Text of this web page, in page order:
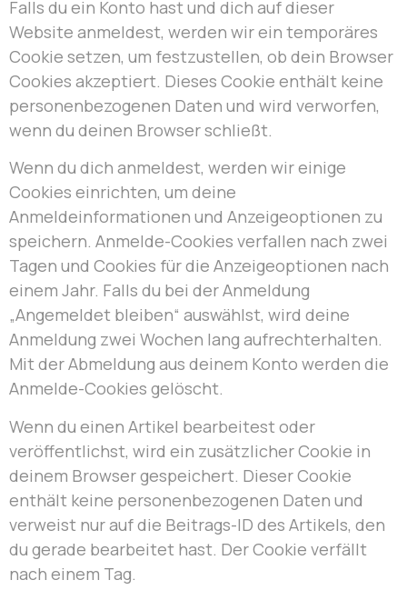
Falls du ein Konto hast und dich auf dieser
Website anmeldest, werden wir ein temporäres
Cookie setzen, um festzustellen, ob dein Browser
Cookies akzeptiert. Dieses Cookie enthält keine
personenbezogenen Daten und wird verworfen,
wenn du deinen Browser schließt.
Wenn du dich anmeldest, werden wir einige
Cookies einrichten, um deine
Anmeldeinformationen und Anzeigeoptionen zu
speichern. Anmelde-Cookies verfallen nach zwei
Tagen und Cookies für die Anzeigeoptionen nach
einem Jahr. Falls du bei der Anmeldung
„Angemeldet bleiben“ auswählst, wird deine
Anmeldung zwei Wochen lang aufrechterhalten.
Mit der Abmeldung aus deinem Konto werden die
Anmelde-Cookies gelöscht.
Wenn du einen Artikel bearbeitest oder
veröffentlichst, wird ein zusätzlicher Cookie in
deinem Browser gespeichert. Dieser Cookie
enthält keine personenbezogenen Daten und
verweist nur auf die Beitrags-ID des Artikels, den
du gerade bearbeitet hast. Der Cookie verfällt
nach einem Tag.